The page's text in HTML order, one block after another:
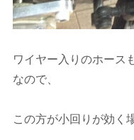
ワイヤー入りのホース
なので、
この方が小回りが効く